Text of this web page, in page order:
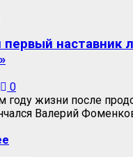
первый наставник
0
году жизни после
Валерий